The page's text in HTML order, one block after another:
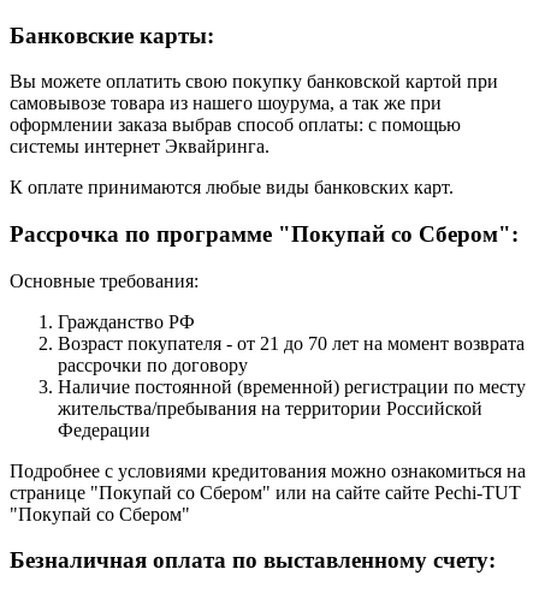
Банковские карты:
Вы можете оплатить свою покупку банковской картой при
самовывозе товара из нашего шоурума, а так же при
оформлении заказа выбрав способ оплаты: с помощью
системы интернет Эквайринга.
К оплате принимаются любые виды банковских карт.
Рассрочка по программе "Покупай со Сбером":
Основные требования:
Гражданство РФ
Возраст покупателя - от 21 до 70 лет на момент возврата
рассрочки по договору
Наличие постоянной (временной) регистрации по месту
жительства/пребывания на территории Российской
Федерации
Подробнее с условиями кредитования можно ознакомиться на
странице "Покупай со Сбером" или на сайте сайте Pechi-TUT
"Покупай со Сбером"
Безналичная оплата по выставленному счету: